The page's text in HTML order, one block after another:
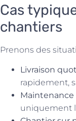
Cas
chantiers
Prenons des
Livraison
rapidement,
uniquement